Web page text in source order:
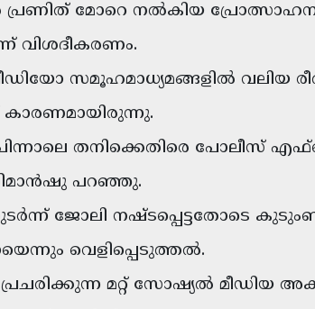
മോറെ നൽകിയ
വിശദീകരണം.
സമൂഹമാധ്യമങ്ങളിൽ വലിയ
പിന്നാലെ തനിക്കെതിരെ പോലീസ്
പറഞ്ഞു.
ജോലി നഷ്ടപ്പെട്ടതോടെ
വെളിപ്പെടുത്തൽ.
പ്രചരിക്കുന്ന മറ്റ് സോഷ്യൽ മീഡിയ